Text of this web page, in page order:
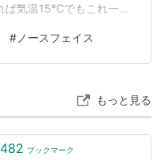
ば気温15℃でもこれ一枚
エットがタイトなの
# ノースフェイス
もっと見る
482 ブックマーク